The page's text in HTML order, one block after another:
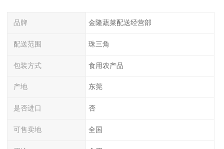
品牌 金隆蔬菜配送经营部
配送范围 珠三角
包装方式 食用农产品
产地 东莞
是否进口 否
可售卖地 全国